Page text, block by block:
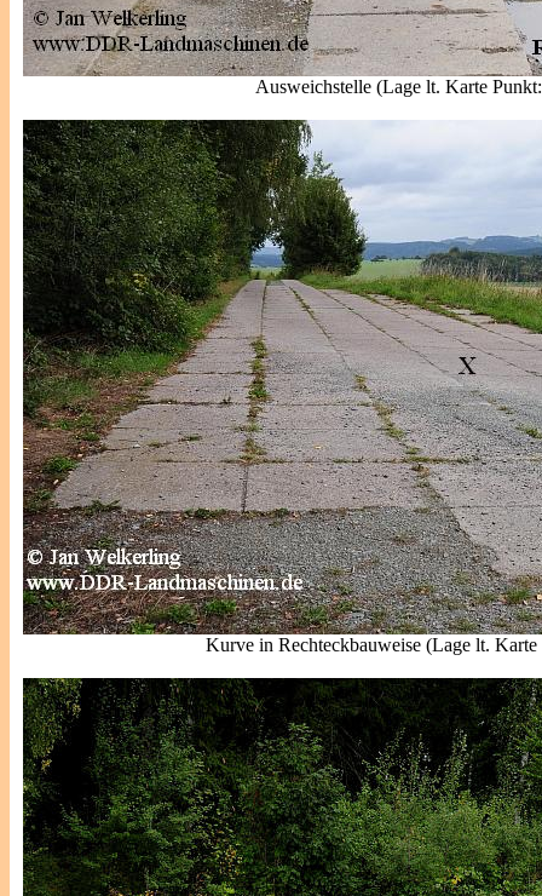
Ausweichstelle (Lage lt. Karte
Kurve in Rechteckbauweise (Lage lt.